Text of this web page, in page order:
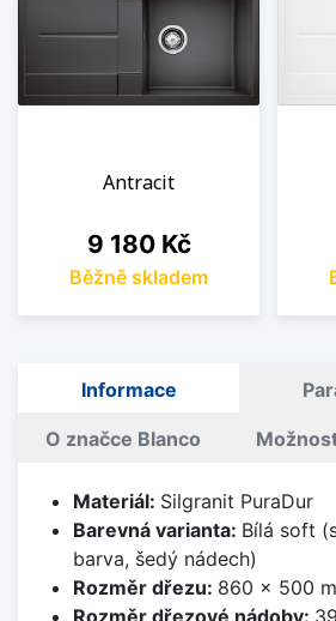
Antracit
Cena
9 180 Kč
Běžně skladem
Informace
O značce Blanco
Materiál: Silgranit PuraDur
Barevná varianta: Bílá soft
barva, šedý nádech)
Rozměr dřezu: 860 x 500
Rozměr dřezové nádoby: